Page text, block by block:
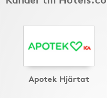
Apotek Hjärtat